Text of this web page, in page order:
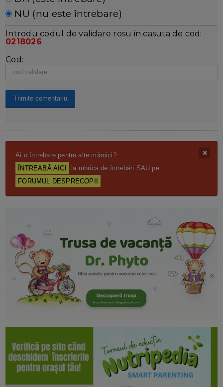
NU (nu este întrebare)
Introdu codul de validare rosu in casuta de cod:
0218026
Cod:
Ai o întrebare pentru alte mămici?
ÎNTREABĂ AICI
la rubrica de întrebări SAU pe
FORUMUL DESPRECOPII